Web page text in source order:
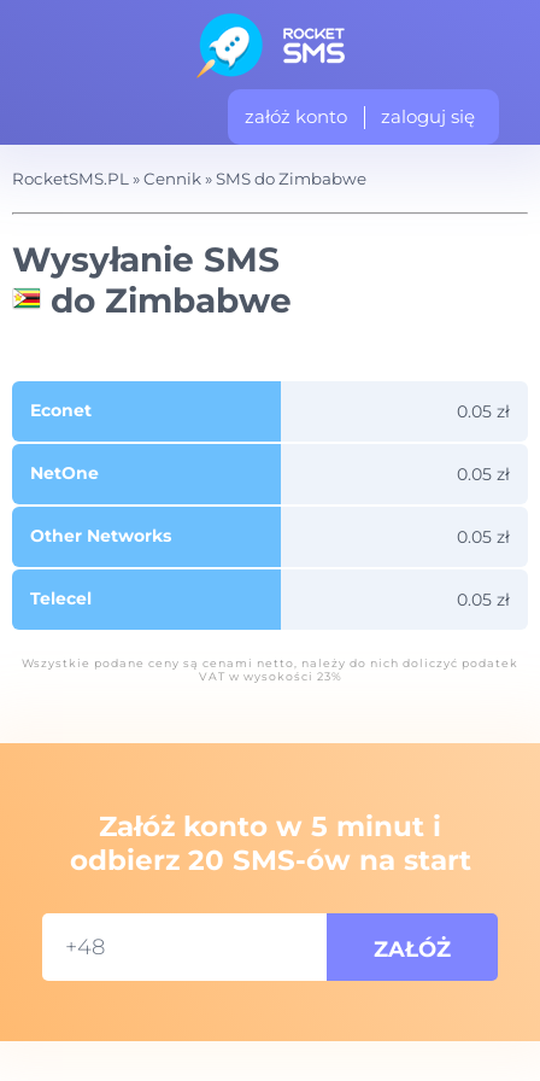
załóż konto zaloguj się
RocketSMS.PL »Cennik»SMS do Zimbabwe
Wysyłanie SMS
do Zimbabwe
Econet 0.05 zł
NetOne 0.05 zł
Other Networks 0.05 zł
Telecel 0.05 zł
Wszystkie podane ceny są cenami netto, należy do nich doliczyć podatek
VAT w wysokości 23%
Załóż konto w 5 minut i
odbierz 20 SMS-ów na start